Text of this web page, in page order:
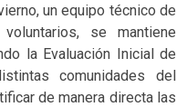
un equipo técnico de
se mantiene
la Evaluación Inicial de
comunidades del
de manera directa las